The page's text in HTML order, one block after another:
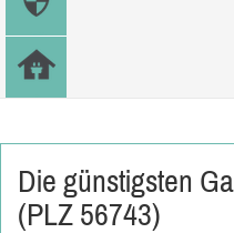
Die günstigsten
(PLZ 56743)